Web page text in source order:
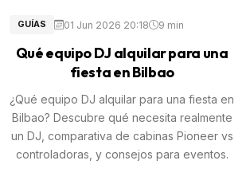
GUÍAS 01 Jun 2026 20:18 9 min
Qué equipo DJ alquilar para una
fiesta en Bilbao
¿Qué equipo DJ alquilar para una fiesta en
Bilbao? Descubre qué necesita realmente
un DJ, comparativa de cabinas Pioneer vs
controladoras, y consejos para eventos.